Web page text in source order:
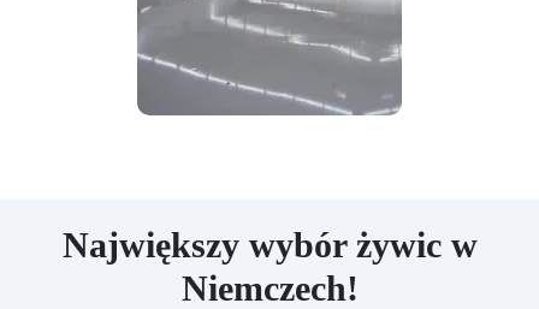
Największy wybór żywic w
Niemczech!